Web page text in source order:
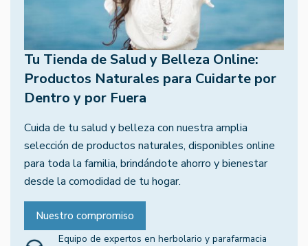
Tu Tienda de Salud y Belleza Online:
Productos Naturales para Cuidarte por
Dentro y por Fuera
Cuida de tu salud y belleza con nuestra amplia
selección de productos naturales, disponibles online
para toda la familia, brindándote ahorro y bienestar
desde la comodidad de tu hogar.
Nuestro compromiso
Equipo de expertos en herbolario y parafarmacia